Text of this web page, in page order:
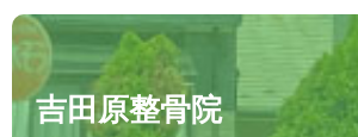
吉田原整骨院